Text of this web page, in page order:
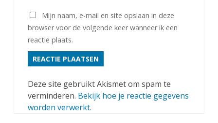
Mijn naam, e-mail en site opslaan in deze
browser voor de volgende keer wanneer ik een
reactie plaats.
Deze site gebruikt Akismet om spam te
verminderen. Bekijk hoe je reactie gegevens
worden verwerkt.